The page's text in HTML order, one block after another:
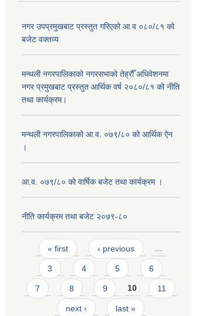
नगर उपप्रमुखबाट प्रस्तुत गरिएको आ.व ०८०/८१ को
बजेट वक्तव्य
मन्थली नगरपालिकाको नगरसभाको तेह्रौँ अधिवेशनमा
नगर प्रमुखबाट प्रस्तुत आर्थिक वर्ष २०८०/८१ को नीति
तथा कार्यक्रम।
मन्थली नगरपालिकाको आ.व. ०७९/८० को आर्थिक ऐन
।
आ.व. ०७९/८० को वार्षिक बजेट तथा कार्यक्रम ।
नीति कार्यक्रम तथा बजेट २०७९-८०
Pages
« first ‹ previous …
3 4 5 6
7 8 9 10 11
next › last »